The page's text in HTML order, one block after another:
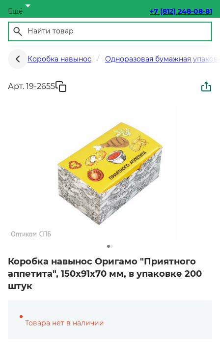
Ещё +7 (812) 248-08-81
Коробка навынос Одноразовая бумажная
Арт. 19-2655
Коробка навынос Оригамо "Приятного
аппетита", 150х91х70 мм, в упаковке 200
штук
Товара нет в наличии